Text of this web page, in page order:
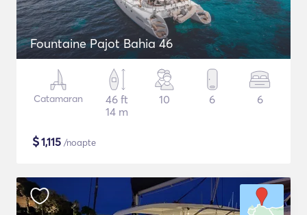
Fountaine Pajot Bahia 46
Catamaran
46 ft
14 m
10 6 6
$1,115 /noapte